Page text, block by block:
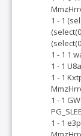
1 - 1
1 - 1 1
1 - 1
1 - 1
1 - 1
1 - 1